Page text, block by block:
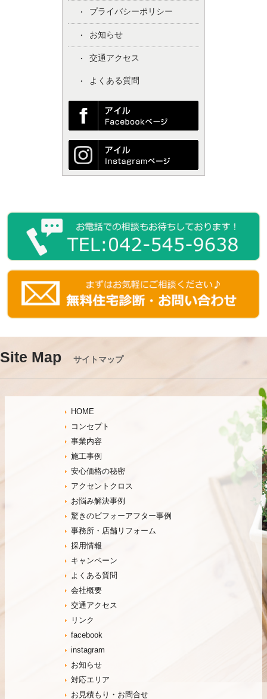
プライバシーポリシー
お知らせ
交通アクセス
よくある質問
Site Map サイトマップ
HOME
コンセプト
事業内容
施工事例
安心価格の秘密
アクセントクロス
お悩み解決事例
驚きのビフォーアフター事例
事務所・店舗リフォーム
採用情報
キャンペーン
よくある質問
会社概要
交通アクセス
リンク
facebook
instagram
お知らせ
対応エリア
お見積もり・お問合せ